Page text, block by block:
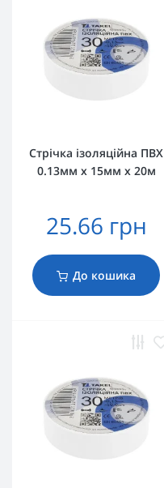
Стрічка ізоляційна ПВХ
0.13мм х 15мм х 20м
25.66 грн
До кошика